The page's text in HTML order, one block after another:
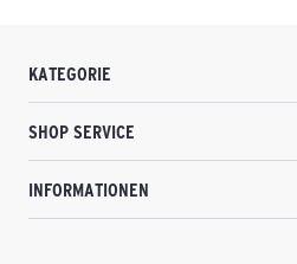
KATEGORIE
SHOP SERVICE
INFORMATIONEN